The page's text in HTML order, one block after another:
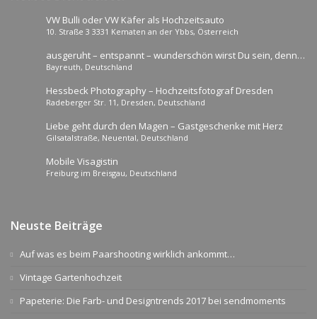
VW Bulli oder VW Käfer als Hochzeitsauto
10. Straße 3 3331 Kematen an der Ybbs, Österreich
ausgeruht – entspannt – wunderschön wirst Du sein, denn
ich komme zu dir nach Hause als mobile Brautstylistin
Bayreuth, Deutschland
Hessbeck Photography – Hochzeitsfotograf Dresden
Radeberger Str. 11, Dresden, Deutschland
Liebe geht durch den Magen – Gastgeschenke mit Herz
Gilsatalstraße, Neuental, Deutschland
Mobile Visagistin
Freiburg im Breisgau, Deutschland
Neuste Beiträge
Auf was es beim Paarshooting wirklich ankommt…
Vintage Gartenhochzeit
Papeterie: Die Farb- und Designtrends 2017 bei sendmoments